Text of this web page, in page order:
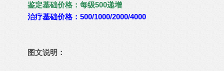
鉴定基础价格： 每级500递增
治疗基础价格：500/1000/2000/4000
图文说明：